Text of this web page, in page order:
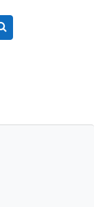
Vyhledat kurzy